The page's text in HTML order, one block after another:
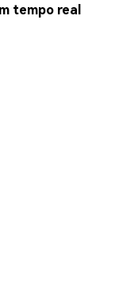
tempo real